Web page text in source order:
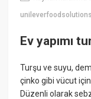
Ev yapımı
Turşu ve suyu,
çinko gibi vücut
Düzenli olarak